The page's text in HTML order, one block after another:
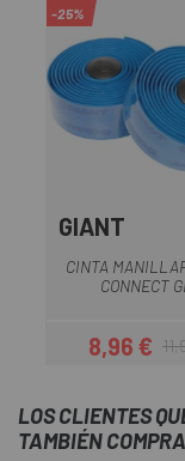
-25%
GIANT
CINTA
CONNECT
8,96 €
LOS CLIENTES
TAMBIÉN